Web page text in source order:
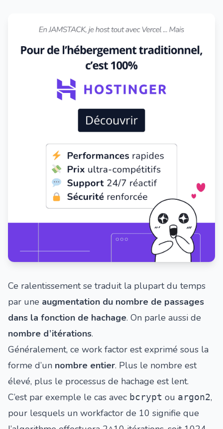
Ce ralentissement se traduit la plupart du temps
par une augmentation du nombre de passages
dans la fonction de hachage. On parle aussi de
nombre d’itérations.
Généralement, ce work factor est exprimé sous la
forme d’un nombre entier. Plus le nombre est
élevé, plus le processus de hachage est lent.
C’est par exemple le cas avec bcrypt ou argon2,
pour lesquels un workfactor de 10 signifie que